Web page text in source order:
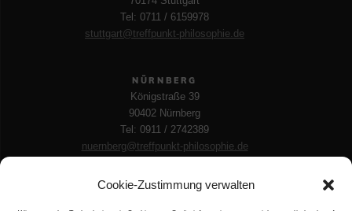
Cookie-Zustimmung verwalten
Tel: 0711 / 6159978
stuttgart@treffpunkt-philosophie.de
NÜRNBERG
Königstraße 39
90402 Nürnberg
Tel: 0911 / 2742389
nuernberg@treffpunkt-philosophie.de
Käthe-Kollwitz-Str. 113